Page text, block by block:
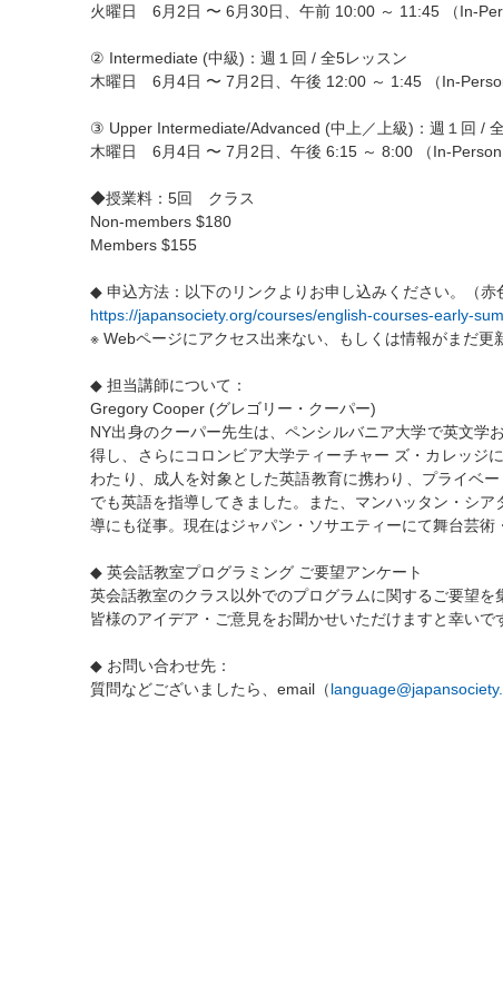
火曜日 6月2日 〜 6月30日、午前 10:00 ～ 11:45 （In-
② Intermediate (中級)：週１回 / 全5レッスン
木曜日 6月4日 〜 7月2日、午後 12:00 ～ 1:45 （In-
③ Upper Intermediate/Advanced (中上／上級)：週１回 /
木曜日 6月4日 〜 7月2日、午後 6:15 ～ 8:00 （In-Person
◆授業料：5回 クラス
Non-members $180
Members $155
◆ 申込方法：以下のリンクよりお申し込みください。（赤
https://japansociety.org/courses/english-courses-early-
※ Webページにアクセス出来ない、もしくは情報がまだ更
◆ 担当講師について：
Gregory Cooper (グレゴリー・クーパー)
NY出身のクーパー先生は、ペンシルバニア大学で英文学
得し、さらにコロンビア大学ティーチャー ズ・カレッジ
わたり、成人を対象とした英語教育に携わり、プライベ
でも英語を指導してきました。また、マンハッタン・シ
導にも従事。現在はジャパン・ソサエティーにて舞台芸
◆ 英会話教室プログラミング ご要望アンケート
英会話教室のクラス以外でのプログラムに関するご要望を
皆様のアイデア・ご意見をお聞かせいただけますと幸いで
◆ お問い合わせ先：
質問などございましたら、email（